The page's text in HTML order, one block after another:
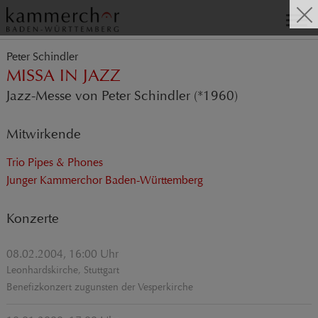
Peter Schindler
MISSA IN JAZZ
Jazz-Messe von Peter Schindler (*1960)
Mitwirkende
Trio Pipes & Phones
Junger Kammerchor Baden-Württemberg
Konzerte
08.02.2004, 16:00 Uhr
Leonhardskirche, Stuttgart
Benefizkonzert zugunsten der Vesperkirche